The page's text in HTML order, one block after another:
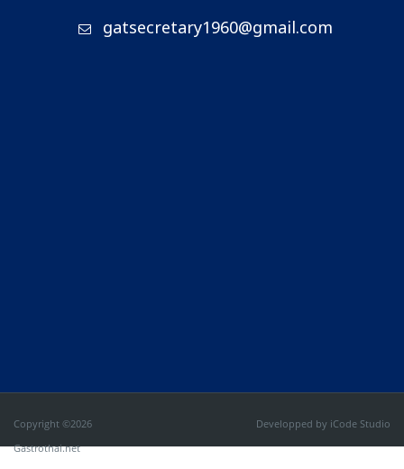
gatsecretary1960@gmail.com
Copyright ©2026
Gastrothai.net
Developped by iCode Studio